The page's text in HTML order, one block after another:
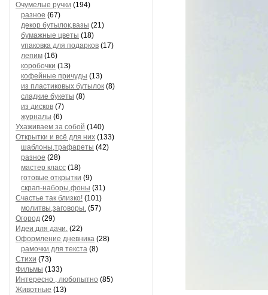
Очумелые ручки (194)
разное (67)
декор бутылок,вазы (21)
бумажные цветы (18)
упаковка для подарков (17)
лепим (16)
коробочки (13)
кофейные причуды (13)
из пластиковых бутылок (8)
сладкие букеты (8)
из дисков (7)
журналы (6)
Ухаживаем за собой (140)
Открытки и всё для них (133)
шаблоны,трафареты (42)
разное (28)
мастер класс (18)
готовые открытки (9)
скрап-наборы,фоны (31)
Счастье так близко! (101)
молитвы,заговоры. (57)
Огород (29)
Идеи для дачи. (22)
Оформление дневника (28)
рамочки для текста (8)
Стихи (73)
Фильмы (133)
Интересно , любопытно (85)
Животные (13)